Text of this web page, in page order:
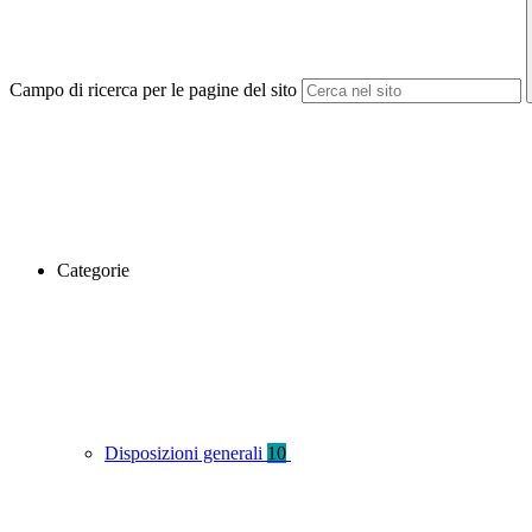
Campo di ricerca per le pagine del sito
Categorie
Disposizioni generali 10